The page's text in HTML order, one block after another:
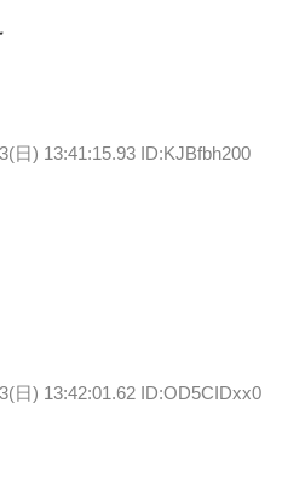
日) 13:41:15.93 ID:KJBfbh200
日) 13:42:01.62 ID:OD5CIDxx0